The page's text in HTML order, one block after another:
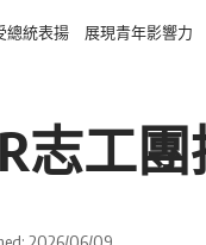
總統表揚 展現青年影響力
志工